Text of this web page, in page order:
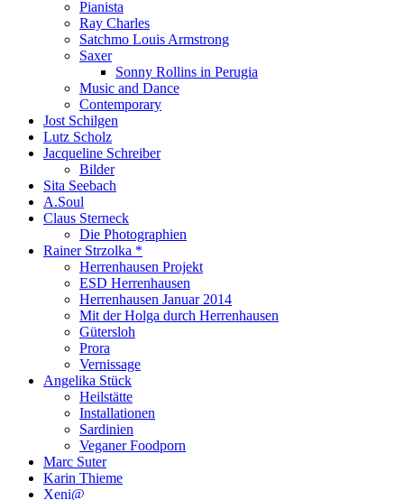
Pianista
Ray Charles
Satchmo Louis Armstrong
Saxer
Sonny Rollins in Perugia
Music and Dance
Contemporary
Jost Schilgen
Lutz Scholz
Jacqueline Schreiber
Bilder
Sita Seebach
A.Soul
Claus Sterneck
Die Photographien
Rainer Strzolka *
Herrenhausen Projekt
ESD Herrenhausen
Herrenhausen Januar 2014
Mit der Holga durch Herrenhausen
Gütersloh
Prora
Vernissage
Angelika Stück
Heilstätte
Installationen
Sardinien
Veganer Foodporn
Marc Suter
Karin Thieme
Xeni@